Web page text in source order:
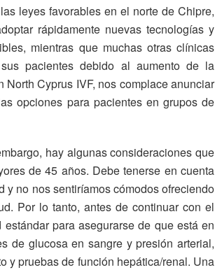
leyes favorables en el norte de Chipre,
rápidamente nuevas tecnologías y
mientras que muchas otras clínicas
pacientes debido al aumento de la
Cyprus IVF, nos complace anunciar
opciones para pacientes en grupos de
hay algunas consideraciones que
de 45 años. Debe tenerse en cuenta
no nos sentiríamos cómodos ofreciendo
Por lo tanto, antes de continuar con el
para asegurarse de que está en
de glucosa en sangre y presión arterial,
y pruebas de función hepática/renal. Una